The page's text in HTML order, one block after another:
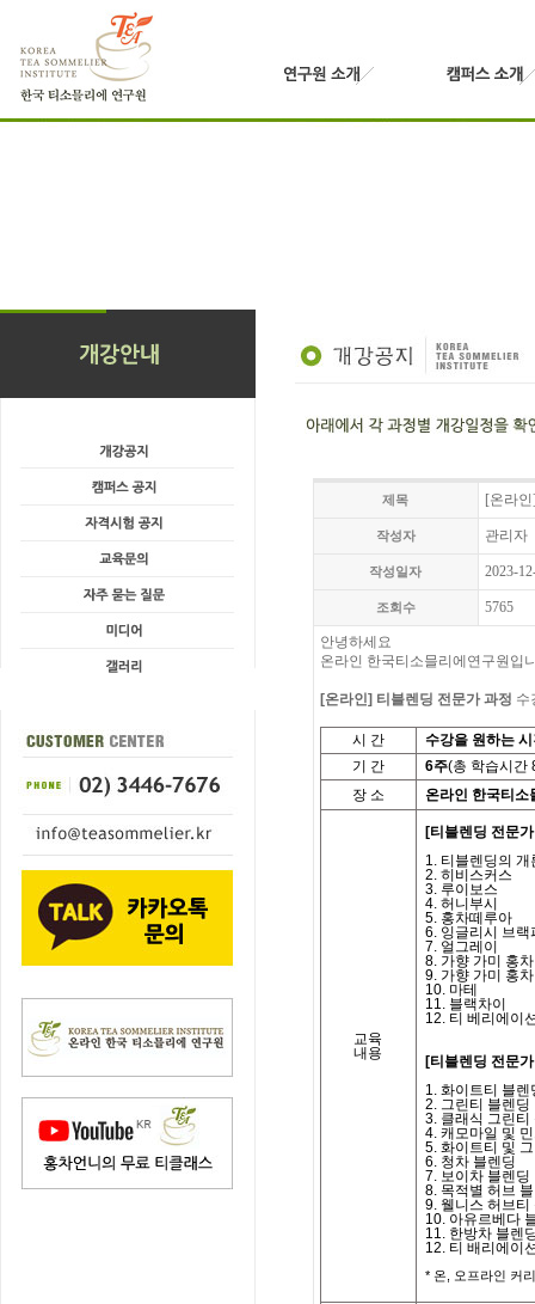
제목 [온라
작성자 관리자
작성일자 2023-
조회수 5765
안녕하세요
온라인 한국티소믈리에연구원입
[온라인] 티블렌딩 전문가 과정 수
시 간
수강을 원하는
기
간 6주(총 학습시간
장 소
온라인 한국티소
교육
내용
[티블렌딩 전문
1. 티블렌딩의 개
2. 히비스커스
3. 루이보스
4. 허니부시
5. 홍차떼루아
6. 잉글리시 브랙
7. 얼그레이
8. 가향 가미 홍차
9. 가향 가미 홍차
10. 마테
11. 블랙차이
12. 티 베리에이
[티블렌딩 전문
1. 화이트티 블렌
2. 그린티 블렌딩
3. 클래식 그린티
4. 캐모마일 및
5. 화이트티 및
6. 청차 블렌딩
7. 보이차 블렌딩
8. 목적별 허브
9. 웰니스 허브티
10. 아유르베다
11. 한방차 블렌
12. 티 배리에이
* 온, 오프라인 커